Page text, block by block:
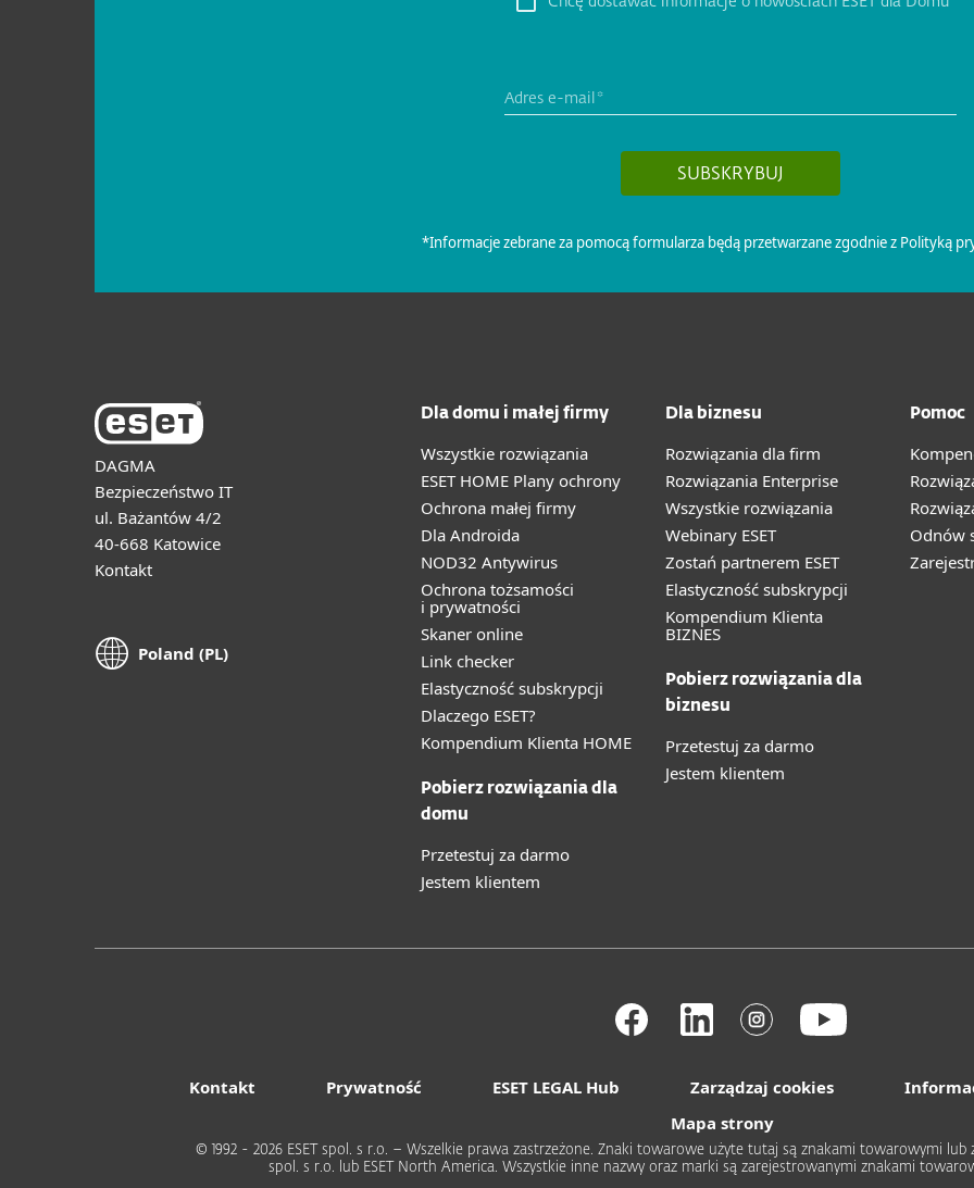
DAGMA
Bezpieczeństwo IT
ul. Bażantów 4/2
40-668 Katowice
Kontakt
Poland (PL)
Dla domu i małej firmy
Wszystkie rozwiązania
ESET HOME Plany ochrony
Ochrona małej firmy
Dla Androida
NOD32 Antywirus
Ochrona tożsamości
i prywatności
Skaner online
Link checker
Elastyczność subskrypcji
Dlaczego ESET?
Kompendium Klienta HOME
Pobierz rozwiązania dla
domu
Przetestuj za darmo
Jestem klientem
Dla biznesu
Rozwiązania dla firm
Rozwiązania Enterprise
Wszystkie rozwiązania
Webinary ESET
Zostań partnerem ESET
Elastyczność subskrypcji
Kompendium Klienta
BIZNES
Pobierz rozwiązania dla
biznesu
Przetestuj za darmo
Jestem klientem
Pomoc
Odnów
Kontakt Prywatność ESET LEGAL Hub Zarządzaj cookies
Mapa strony
© 1992 - 2026 ESET spol. s r.o. – Wszelkie prawa zastrzeżone. Znaki towarowe użyte tutaj są znakami towarowymi
spol. s r.o. lub ESET North America. Wszystkie inne nazwy oraz marki są zarejestrowanymi znakami